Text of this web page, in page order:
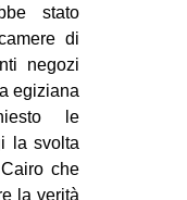
stato
di
negozi
egiziana
le
la svolta
che
la verità